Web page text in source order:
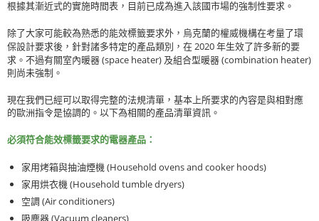
根據其漸近式的實施時間表，目前已成為進入該國市場的強制性要求。
除了大家可能較為熟悉的能效標籤要求外，烏克蘭的權威機構在考量了環
保設計要求後，針對諸多特定的產品類別，在 2020 年生效了許多新的要
求。不過有關室內暖器 (space heater) 及組合型暖器 (combination heater)
則尚未強制。
現在我們已經可以取得完整的法規清單，基本上所要求的內容是與相對應
的歐洲指令是協調的。以下為相關的產品清單資訊。
必須符合能效標籤要求的電器產品：
家用烤箱與抽油煙機 (Household ovens and cooker hoods)
家用烘衣機 (Household tumble dryers)
空調 (Air conditioners)
吸塵器 (Vacuum cleaners)